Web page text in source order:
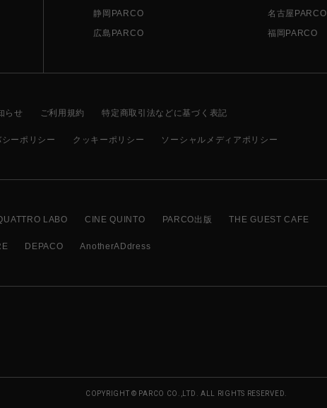
静岡PARCO
名古屋PARCO
広島PARCO
福岡PARCO
らせ ご利用規約 特定商取引法などに基づく表記
ーポリシー クッキーポリシー ソーシャルメディアポリシー
LABO CINE QUINTO PARCO出版 THE GUEST CAFE
DEPACO AnotherADdress
COPYRIGHT © PARCO CO.,LTD. ALL RIGHTS RESERVED.